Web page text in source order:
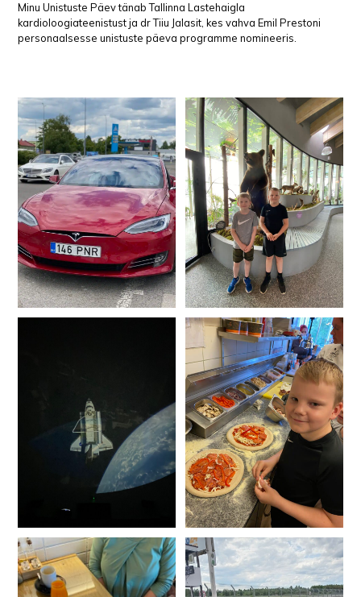
Minu Unistuste Päev tänab Tallinna Lastehaigla
kardioloogiateenistust ja dr Tiiu Jalasit, kes vahva Emil Prestoni
personaalsesse unistuste päeva programme nomineeris.